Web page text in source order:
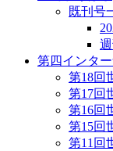
既刊号
第四インタ
第18回
第17回
第16回
第15回
第11回